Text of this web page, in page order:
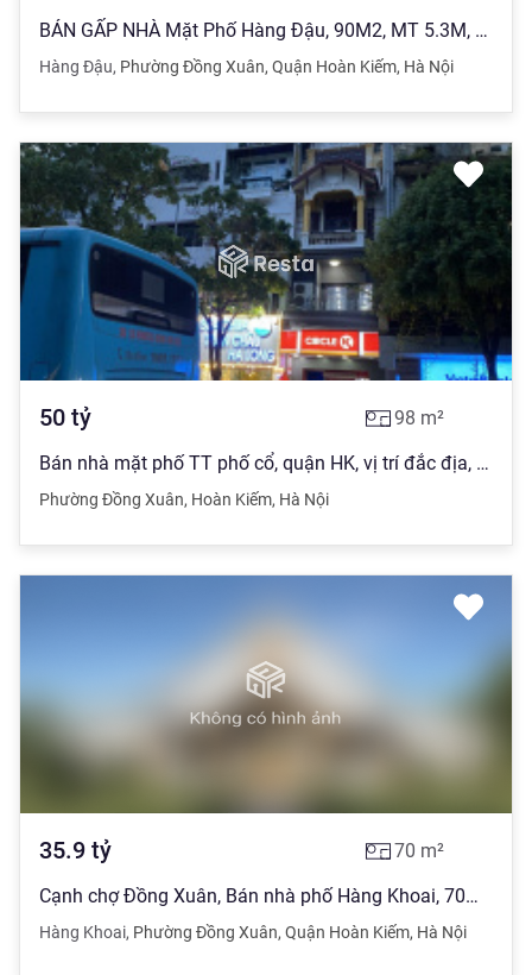
BÁN GẤP NHÀ Mặt Phố Hàng Đậu, 90M2, MT 5.3M, 46 TỶ
Hàng Đậu, Phường Đồng Xuân, Quận Hoàn Kiếm, Hà Nội
50 tỷ 98 m²
Bán nhà mặt phố TT phố cổ, quận HK, vị trí đắc địa, 6 tầng đẹp, DT 98m2, sổ đỏ, 50 tỷ, 0903 280 ***
Phường Đồng Xuân, Hoàn Kiếm, Hà Nội
35.9 tỷ 70 m²
Cạnh chợ Đồng Xuân, Bán nhà phố Hàng Khoai, 70m, MT 5,2m, 35,9 tỷ
Hàng Khoai, Phường Đồng Xuân, Quận Hoàn Kiếm, Hà Nội